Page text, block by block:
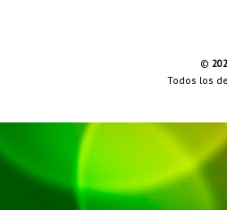
©
Todos los